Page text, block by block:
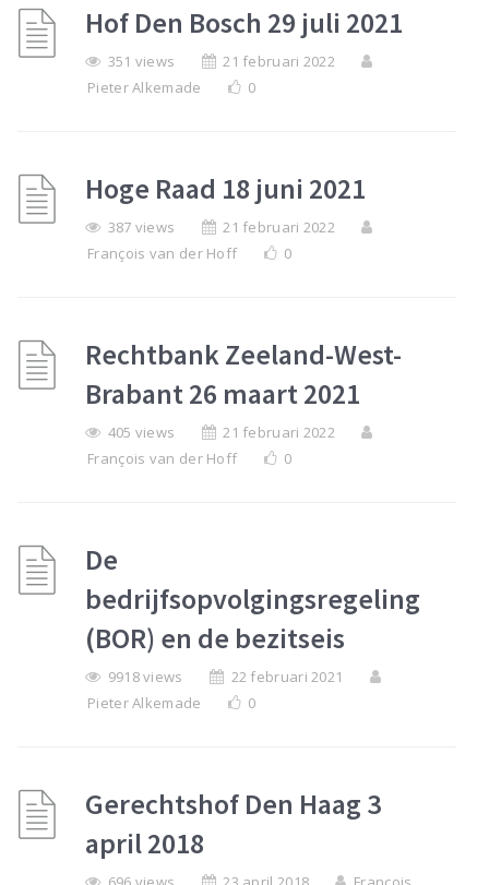
Hof Den Bosch 29 juli 2021
351 views
21 februari 2022
Pieter Alkemade
0
Hoge Raad 18 juni 2021
387 views
21 februari 2022
François van der Hoff
0
Rechtbank Zeeland-West-
Brabant 26 maart 2021
405 views
21 februari 2022
François van der Hoff
0
De
bedrijfsopvolgingsregeling
(BOR) en de bezitseis
9918 views
22 februari 2021
Pieter Alkemade
0
Gerechtshof Den Haag 3
april 2018